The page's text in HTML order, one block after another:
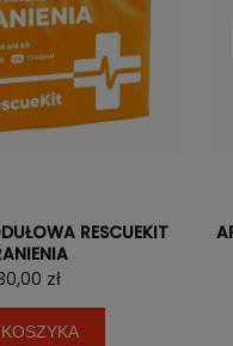
RESCUEKIT
zł